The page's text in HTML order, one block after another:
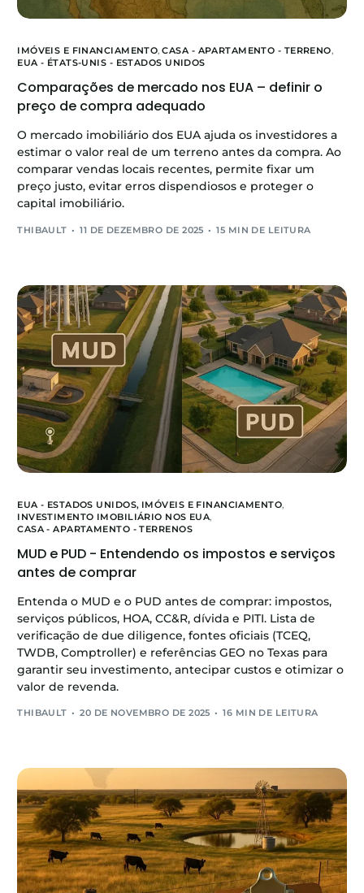
IMÓVEIS E FINANCIAMENTO,CASA - APARTAMENTO - TERRENO,
EUA - ÉTATS-UNIS - ESTADOS UNIDOS
Comparações de mercado nos EUA – definir o
preço de compra adequado
O mercado imobiliário dos EUA ajuda os investidores a
estimar o valor real de um terreno antes da compra. Ao
comparar vendas locais recentes, permite fixar um
preço justo, evitar erros dispendiosos e proteger o
capital imobiliário.
THIBAULT 11 DE DEZEMBRO DE 2025 15 MIN DE LEITURA
EUA - ESTADOS UNIDOS, IMÓVEIS E FINANCIAMENTO,
INVESTIMENTO IMOBILIÁRIO NOS EUA,
CASA - APARTAMENTO - TERRENOS
MUD e PUD - Entendendo os impostos e serviços
antes de comprar
Entenda o MUD e o PUD antes de comprar: impostos,
serviços públicos, HOA, CC&R, dívida e PITI. Lista de
verificação de due diligence, fontes oficiais (TCEQ,
TWDB, Comptroller) e referências GEO no Texas para
garantir seu investimento, antecipar custos e otimizar o
valor de revenda.
THIBAULT 20 DE NOVEMBRO DE 2025 16 MIN DE LEITURA